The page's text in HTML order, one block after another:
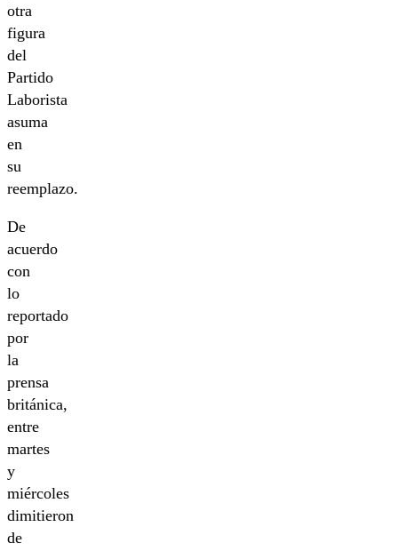
otra
figura
del
Partido
Laborista
asuma
en
su
reemplazo.
De
acuerdo
con
lo
reportado
por
la
prensa
británica,
entre
martes
y
miércoles
dimitieron
de